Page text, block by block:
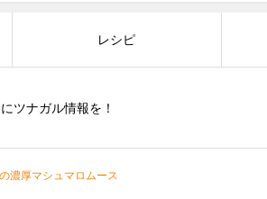
ツナガル情報を！
レシピ
濃厚マシュマロムース